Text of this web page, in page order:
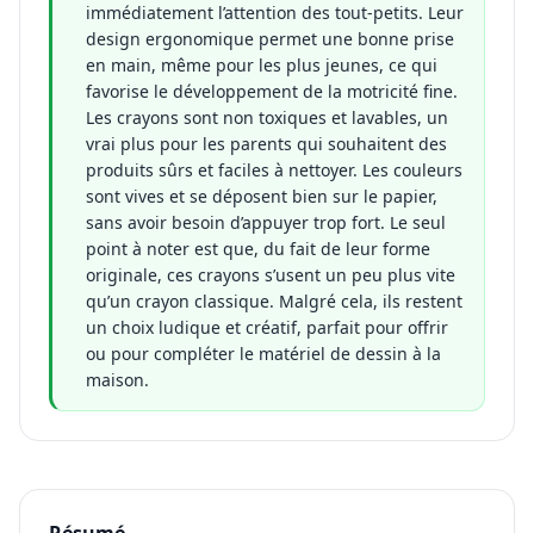
immédiatement l’attention des tout-petits. Leur
design ergonomique permet une bonne prise
en main, même pour les plus jeunes, ce qui
favorise le développement de la motricité fine.
Les crayons sont non toxiques et lavables, un
vrai plus pour les parents qui souhaitent des
produits sûrs et faciles à nettoyer. Les couleurs
sont vives et se déposent bien sur le papier,
sans avoir besoin d’appuyer trop fort. Le seul
point à noter est que, du fait de leur forme
originale, ces crayons s’usent un peu plus vite
qu’un crayon classique. Malgré cela, ils restent
un choix ludique et créatif, parfait pour offrir
ou pour compléter le matériel de dessin à la
maison.